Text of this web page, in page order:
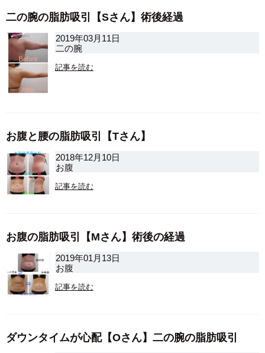
二の腕の脂肪吸引【Sさん】術後経過
2019年03月11日
二の腕
記事を読む
お腹と腰の脂肪吸引【Tさん】
2018年12月10日
お腹
記事を読む
お腹の脂肪吸引【Mさん】術後の経過
2019年01月13日
お腹
記事を読む
ダウンタイムが心配【Oさん】二の腕の脂肪吸引